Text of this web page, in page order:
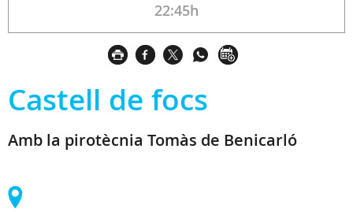
22:45h
Castell de focs
Amb la pirotècnia Tomàs de Benicarló